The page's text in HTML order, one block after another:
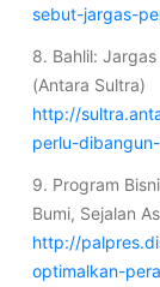
sebut-jargas-
8. Bahlil:
(Antara Sultra)
http://
perlu-
9. Program
Bumi, Sejalan
http://
optimalkan-